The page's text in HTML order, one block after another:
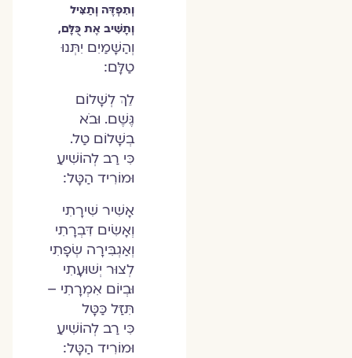
וְתִפְדֶּה וְתַצִּיל
וְתָשִׁיב אֶת כֻּלָּם,
וְהַשָּׁמַיִם יִתְּנוּ
טַלָּם:
לֵךְ לְשָׁלוֹם
גֶּשֶׁם. וּבֹא
בְשָׁלוֹם טַל.
כִּי רַב לְהוֹשִׁיעַ
וּמוֹרִיד הַטָּל:
אָשִׁיר שִׁירָתִי
וְאָשִׂים דִּבְרָתִי
וְאַגְבִּירָה שְׂפָתִי
לְצוּר יְשׁוּעָתִי
וּבְיוֹם אִמְרָתִי –
תִּזַּל כַּטָּל
כִּי רַב לְהוֹשִׁיעַ
וּמוֹרִיד הַטָּל: